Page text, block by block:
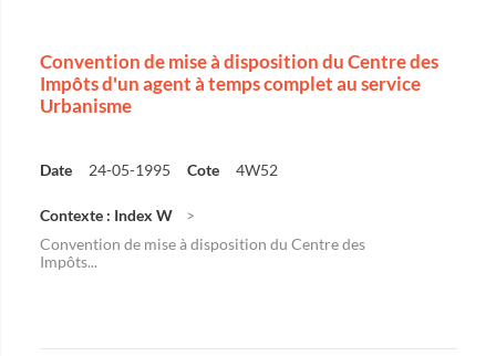
Convention de mise à disposition du Centre des
Impôts d'un agent à temps complet au service
Urbanisme
Date 24-05-1995 Cote 4W52
Contexte : Index W
Convention de mise à disposition du Centre des
Impôts...